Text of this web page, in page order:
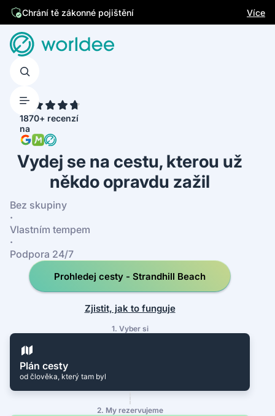
Chrání tě zákonné pojištění
Jsme česká firma Více
1870+ recenzí
na
Vydej se na cestu, kterou už
někdo opravdu zažil
Bez skupiny
·
Vlastním tempem
·
Podpora 24/7
Prohledej cesty - Strandhill Beach
Zjistit, jak to funguje
1. Vyber si
Plán cesty
od člověka, který tam byl
2. My rezervujeme